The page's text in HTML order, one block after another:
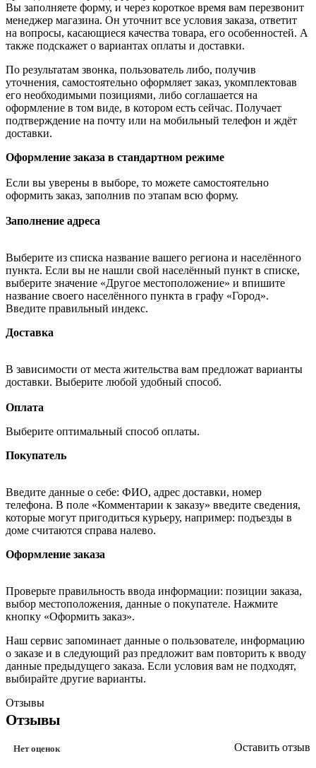
Вы заполняете форму, и через короткое время вам перезвонит
менеджер магазина. Он уточнит все условия заказа, ответит
на вопросы, касающиеся качества товара, его особенностей. А
также подскажет о вариантах оплаты и доставки.
По результатам звонка, пользователь либо, получив
уточнения, самостоятельно оформляет заказ, укомплектовав
его необходимыми позициями, либо соглашается на
оформление в том виде, в котором есть сейчас. Получает
подтверждение на почту или на мобильный телефон и ждёт
доставки.
Оформление заказа в стандартном режиме
Если вы уверены в выборе, то можете самостоятельно
оформить заказ, заполнив по этапам всю форму.
Заполнение адреса
Выберите из списка название вашего региона и населённого
пункта. Если вы не нашли свой населённый пункт в списке,
выберите значение «Другое местоположение» и впишите
название своего населённого пункта в графу «Город».
Введите правильный индекс.
Доставка
В зависимости от места жительства вам предложат варианты
доставки. Выберите любой удобный способ.
Оплата
Выберите оптимальный способ оплаты.
Покупатель
Введите данные о себе: ФИО, адрес доставки, номер
телефона. В поле «Комментарии к заказу» введите сведения,
которые могут пригодиться курьеру, например: подъезды в
доме считаются справа налево.
Оформление заказа
Проверьте правильность ввода информации: позиции заказа,
выбор местоположения, данные о покупателе. Нажмите
кнопку «Оформить заказ».
Наш сервис запоминает данные о пользователе, информацию
о заказе и в следующий раз предложит вам повторить к вводу
данные предыдущего заказа. Если условия вам не подходят,
выбирайте другие варианты.
Отзывы
Отзывы
Нет оценок Оставить отзыв